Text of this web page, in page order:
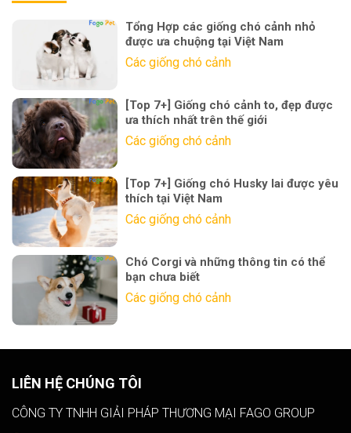
Tổng Hợp các giống chó cảnh nhỏ
được ưa chuộng tại Việt Nam
Các giống chó cảnh
[Top 7+] Giống chó cảnh to, đẹp được
ưa thích nhất trên thế giới
Các giống chó cảnh
[Top 7+] Giống chó Husky lai được yêu
thích tại Việt Nam
Các giống chó cảnh
Chó Corgi và những thông tin có thể
bạn chưa biết
Các giống chó cảnh
LIÊN HỆ CHÚNG TÔI
CÔNG TY TNHH GIẢI PHÁP THƯƠNG MẠI FAGO GROUP